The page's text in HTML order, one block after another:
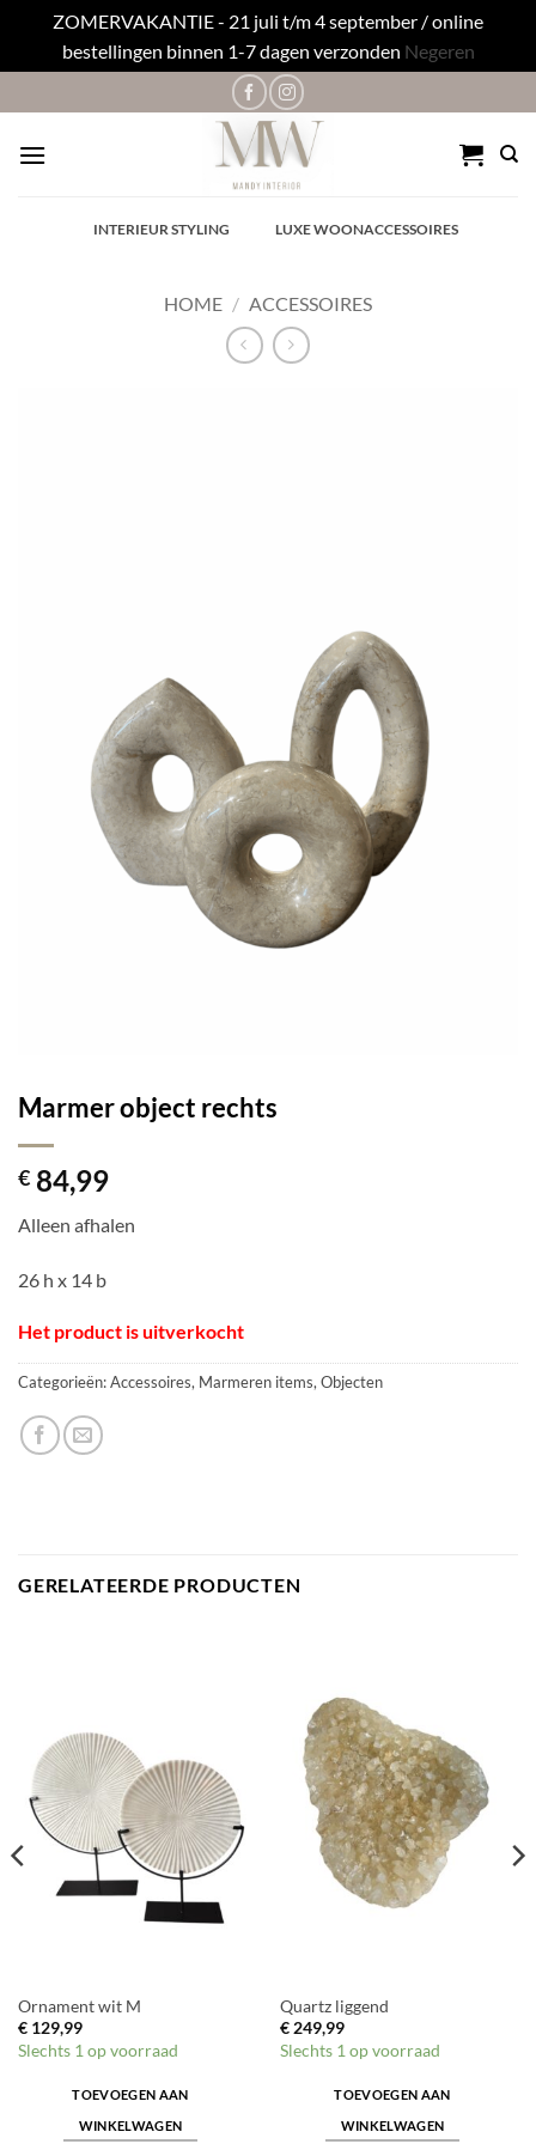
ZOMERVAKANTIE - 21 juli t/m 4 september / online
bestellingen binnen 1-7 dagen verzonden Negeren
naar
inhoud
INTERIEUR STYLING LUXE WOONACCESSOIRES
HOME / ACCESSOIRES
Marmer object rechts
€ 84,99
Alleen afhalen
26 h x 14 b
Het product is uitverkocht
Categorieën:Accessoires, Marmeren items, Objecten
GERELATEERDE PRODUCTEN
Ornament wit M
€129,99
Slechts 1 op voorraad
TOEVOEGEN AAN
WINKELWAGEN
Quartz liggend
€249,99
Slechts 1 op voorraad
TOEVOEGEN AAN
WINKELWAGEN